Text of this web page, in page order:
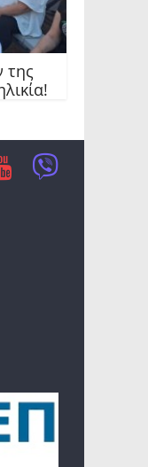
της